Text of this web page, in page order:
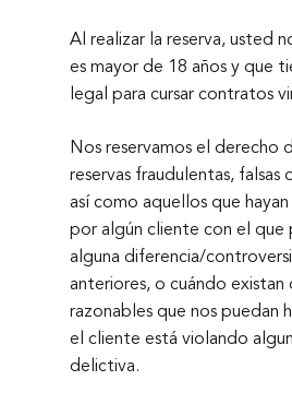
Al realizar la reserva, usted
es mayor de 18 años y que
legal para cursar contratos
Nos reservamos el derecho
reservas fraudulentas, falsas
así como aquellos que
por algún cliente con el que
alguna diferencia/
anteriores, o cuándo existan
razonables que nos puedan
el cliente está violando
delictiva.